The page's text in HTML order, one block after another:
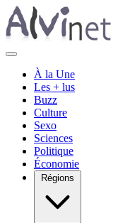
À la Une
Les + lus
Buzz
Culture
Sexo
Sciences
Politique
Économie
Régions